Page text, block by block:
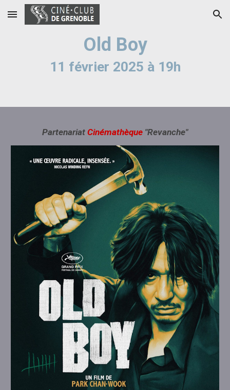
Skip to main content Skip to navigation
Old Boy
11 février 2025 à 19h
Partenariat Cinémathèque "Revanche"